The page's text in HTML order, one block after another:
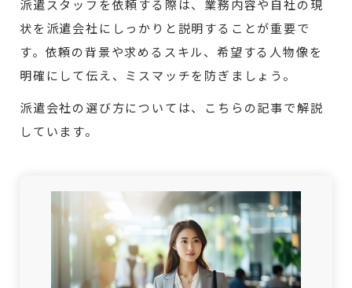
派遣スタッフを依頼する際は、業務内容や自社の現
状を派遣会社にしっかりと説明することが重要で
す。依頼の背景や求めるスキル、希望する人物像を
明確にして伝え、ミスマッチを防ぎましょう。
派遣会社の選び方については、こちらの記事で解説
しています。